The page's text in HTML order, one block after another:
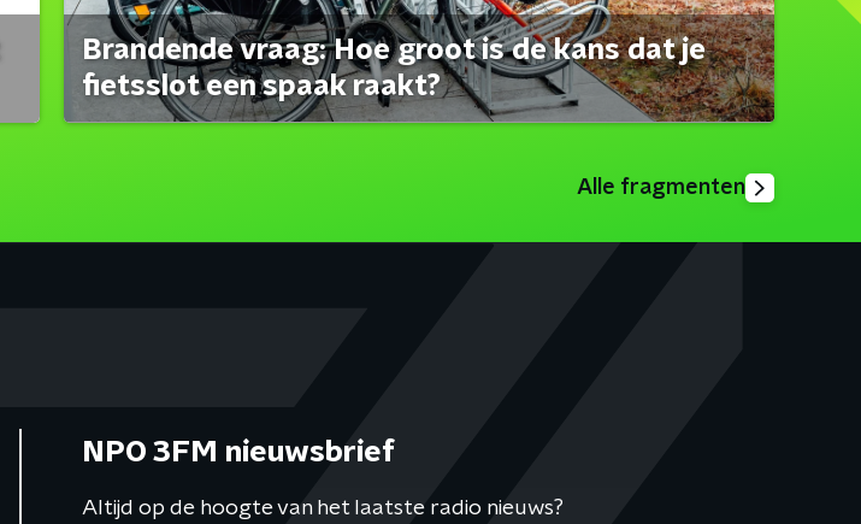
Brandende vraag: Hoe groot is de kans dat je
fietsslot een spaak raakt?
Alle fragmenten
NPO 3FM nieuwsbrief
Altijd op de hoogte van het laatste radio nieuws?